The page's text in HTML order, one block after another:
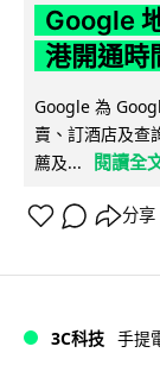
Google
港開通時
Google 為
賣、訂酒店及查
薦及...
閱讀全
分享
3C科技 手提